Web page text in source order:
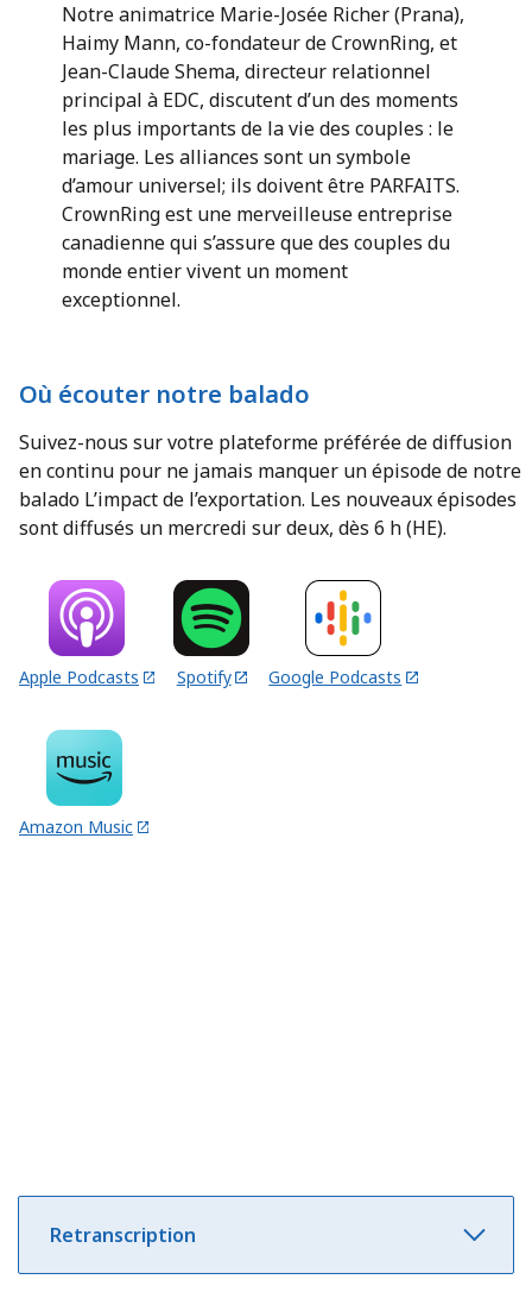
Notre animatrice Marie-Josée Richer (Prana),
Haimy Mann, co-fondateur de CrownRing, et
Jean-Claude Shema, directeur relationnel
principal à EDC, discutent d’un des moments
les plus importants de la vie des couples : le
mariage. Les alliances sont un symbole
d’amour universel; ils doivent être PARFAITS.
CrownRing est une merveilleuse entreprise
canadienne qui s’assure que des couples du
monde entier vivent un moment
exceptionnel.
Où écouter notre balado
Suivez-nous sur votre plateforme préférée de diffusion
en continu pour ne jamais manquer un épisode de notre
balado L’impact de l’exportation. Les nouveaux épisodes
sont diffusés un mercredi sur deux, dès 6 h (HE).
Apple Podcasts Spotify Google Podcasts
Amazon Music
Retranscription